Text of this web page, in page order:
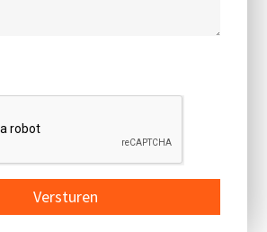
Versturen